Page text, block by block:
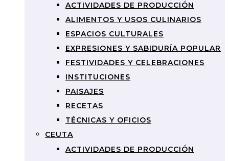
ACTIVIDADES DE PRODUCCIÓN
ALIMENTOS Y USOS CULINARIOS
ESPACIOS CULTURALES
EXPRESIONES Y SABIDURÍA POPULAR
FESTIVIDADES Y CELEBRACIONES
INSTITUCIONES
PAISAJES
RECETAS
TÉCNICAS Y OFICIOS
CEUTA
ACTIVIDADES DE PRODUCCIÓN